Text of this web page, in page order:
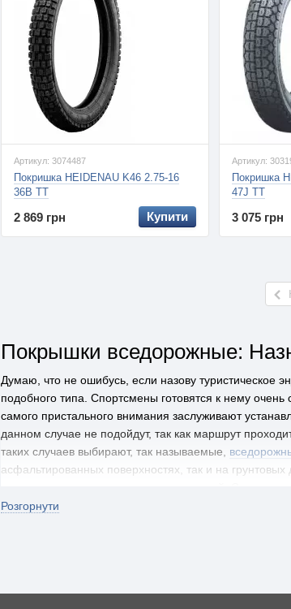
Покрышки вседорожные:
Думаю, что не ошибусь, если назову туристическое
подобного типа. Спортсмены готовятся к нему
самого пристального внимания заслуживают
данном случае не подойдут, так как маршрут
таких случаев выбирают, так называемые,
асфальтированных поверхностях, так и на
60/40 в процентном соотношении.
Розгорнути
Артикул: 3074487
Покришка HEIDENAU K46 2.75-16
36B TT
2 869 грн Купити
Артикул:
Покришка
47J TT
3 075 грн